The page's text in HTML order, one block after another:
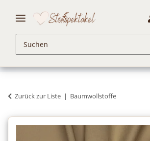
Zurück zur Liste Baumwollstoffe